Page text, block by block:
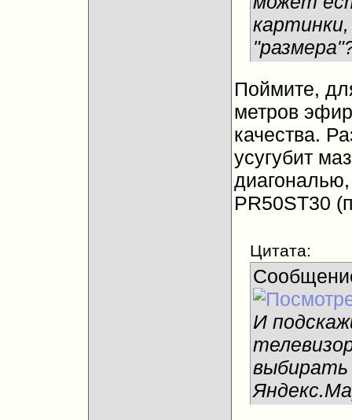
Поймите,
метров
качества.
усугубит
PR50ST30
Цитата:
И
выбирать